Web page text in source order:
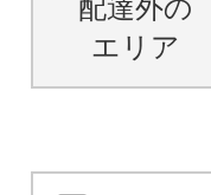
配達外の
エリア